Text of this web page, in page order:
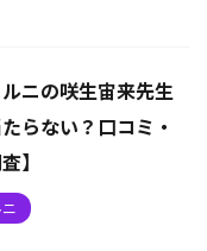
ニの咲生宙来先生
らない？口コミ・
】